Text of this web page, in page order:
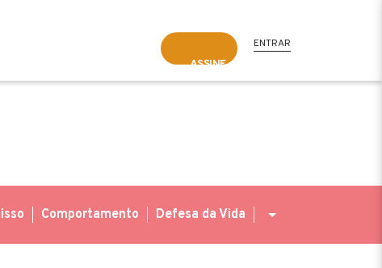
ASSINE
ENTRAR
Comportamento Defesa da Vida